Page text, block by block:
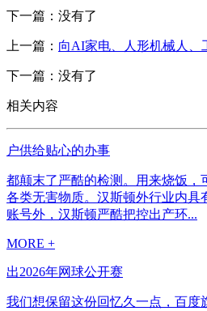
下一篇：没有了
上一篇： 向AI家电、人形机械人、
下一篇：没有了
相关内容
户供给贴心的办事
都颠末了严酷的检测。用来烧饭，
各类无害物质。汉斯顿外行业内具
账号外，汉斯顿严酷把控出产环...
MORE +
出2026年网球公开赛
我们想保留这份回忆久一点，百度